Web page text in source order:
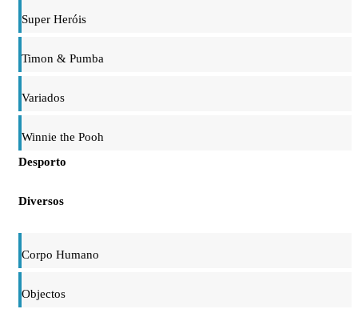
Super Heróis
Timon & Pumba
Variados
Winnie the Pooh
Desporto
Diversos
Corpo Humano
Objectos